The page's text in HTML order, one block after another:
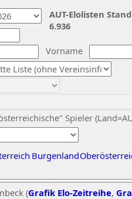
Vorname
Spieler
Burgenland
AUT-Elolisten
6.936
(Grafik Elo-Zeitreihe,